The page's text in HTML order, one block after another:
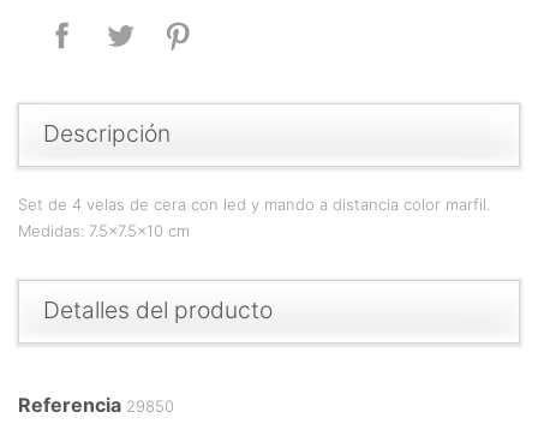
CompartirTuitear
Descripción
Set de 4 velas de cera con led y mando a distancia color marfil.
Medidas: 7.5x7.5x10 cm
Detalles del producto
Referencia 29850